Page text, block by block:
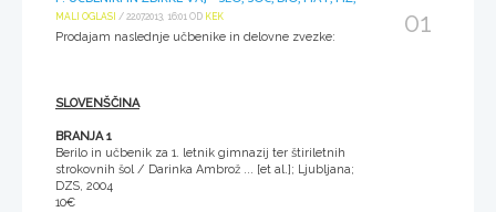
MALI OGLASI / 22.07.2013, 16:01 OD KEK
Prodajam naslednje učbenike in delovne zvezke:
SLOVENŠČINA
BRANJA 1
Berilo in učbenik za 1. letnik gimnazij ter štiriletnih
strokovnih šol / Darinka Ambrož ... [et al.]; Ljubljana;
DZS, 2004
10€
01